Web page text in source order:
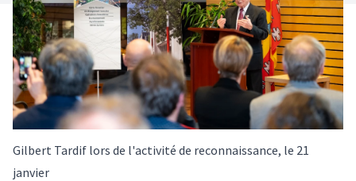
Gilbert Tardif lors de l'activité de reconnaissance, le 21
janvier